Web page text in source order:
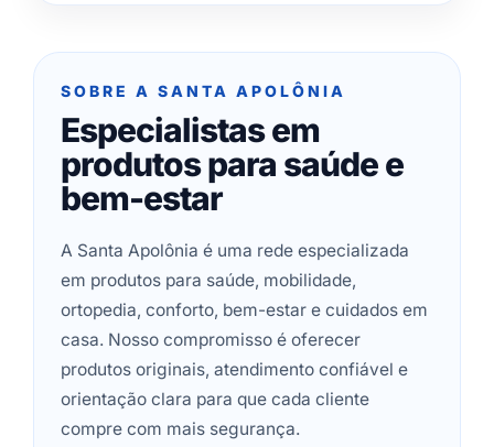
SOBRE A SANTA APOLÔNIA
Especialistas em
produtos para saúde e
bem-estar
A Santa Apolônia é uma rede especializada
em produtos para saúde, mobilidade,
ortopedia, conforto, bem-estar e cuidados em
casa. Nosso compromisso é oferecer
produtos originais, atendimento confiável e
orientação clara para que cada cliente
compre com mais segurança.